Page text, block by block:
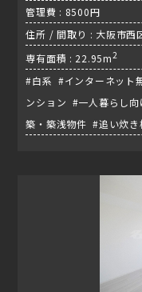
管理費 : 8500円
住所 / 間取り : 大阪市西
専有面積 : 22.95m2
#白系 #インターネット
ンション #一人暮らし
築・築浅物件 #追い炊き